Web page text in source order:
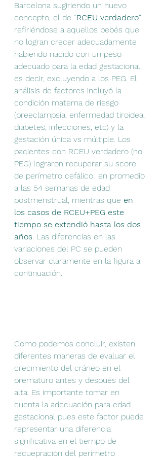
Barcelona sugiriendo un nuevo
concepto, el de “RCEU verdadero”,
refiriéndose a aquellos bebés que
no logran crecer adecuadamente
habiendo nacido con un peso
adecuado para la edad gestacional,
es decir, excluyendo a los PEG. El
análisis de factores incluyó la
condición materna de riesgo
(preeclampsia, enfermedad tiroidea,
diabetes, infecciones, etc) y la
gestación única vs múltiple. Los
pacientes con RCEU verdadero (no
PEG) lograron recuperar su score
de perímetro cefálico  en promedio
a las 54 semanas de edad
postmenstrual, mientras que en
los casos de RCEU+PEG este
tiempo se extendió hasta los dos
años. Las diferencias en las
variaciones del PC se pueden
observar claramente en la figura a
continuación.
Como podemos concluir, existen
diferentes maneras de evaluar el
crecimiento del cráneo en el
prematuro antes y después del
alta. Es importante tomar en
cuenta la adecuación para edad
gestacional pues este factor puede
representar una diferencia
significativa en el tiempo de
recuepración del perímetro